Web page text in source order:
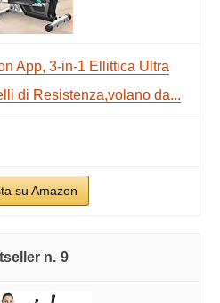
App, 3-in-1 Ellittica Ultra
di Resistenza,volano da...
su Amazon
9